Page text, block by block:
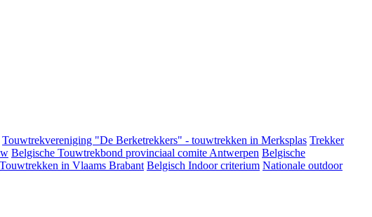
Touwtrekvereniging "De Berketrekkers" - touwtrekken in Merksplas Trekker
Belgische Touwtrekbond provinciaal comite Antwerpen Belgische
Touwtrekken in Vlaams Brabant Belgisch Indoor criterium Nationale outdoor